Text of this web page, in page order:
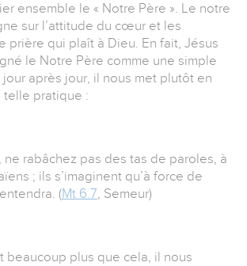
ensemble le « Notre Père ». Le notre
sur l’attitude du cœur et les
prière qui plaît à Dieu. En fait, Jésus
le Notre Père comme une simple
après jour, il nous met plutôt en
telle pratique :
ne rabâchez pas des tas de paroles, à
; ils s’imaginent qu’à force de
(Mt 6.7, Semeur)
beaucoup plus que cela, il nous